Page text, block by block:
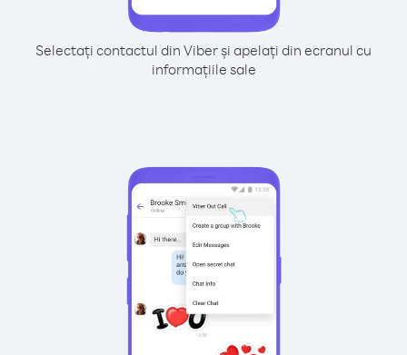
Selectați contactul din Viber și apelați din ecranul cu
informațiile sale